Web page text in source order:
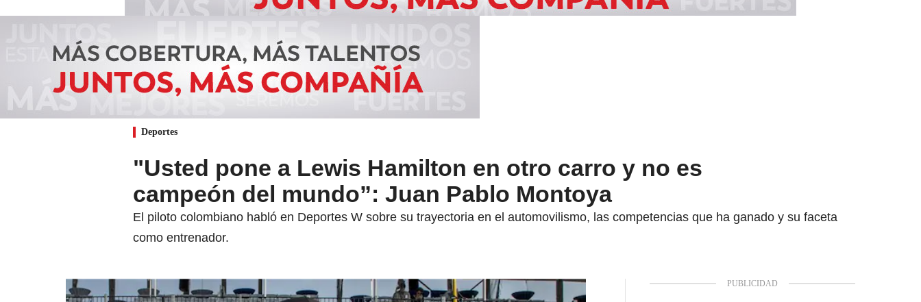
Deportes
"Usted pone a Lewis Hamilton en otro carro y no es
campeón del mundo”: Juan Pablo Montoya
El piloto colombiano habló en Deportes W sobre su trayectoria en el automovilismo, las competencias que ha ganado y su faceta
como entrenador.